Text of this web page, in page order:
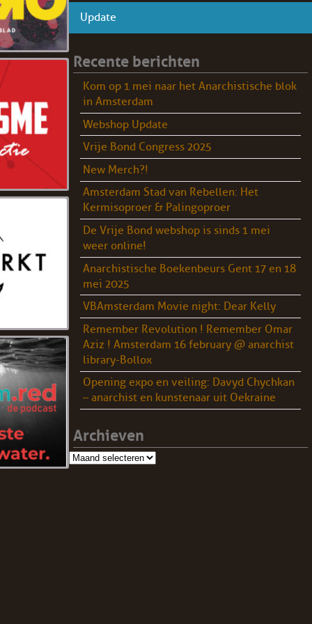
Update
Recente berichten
Kom op 1 mei naar het Anarchistische blok
in Amsterdam
Webshop Update
Vrije Bond Congress 2025
New Merch?!
Amsterdam Stad van Rebellen: Het
Kermisoproer & Palingoproer
De Vrije Bond webshop is sinds 1 mei
weer online!
Anarchistische Boekenbeurs Gent 17 en 18
mei 2025
VBAmsterdam Movie night: Dear Kelly
Remember Revolution ! Remember Omar
Aziz ! Amsterdam 16 february @ anarchist
library-Bollox
Opening expo en veiling: Davyd Chychkan
– anarchist en kunstenaar uit Oekraine
Archieven
Archieven